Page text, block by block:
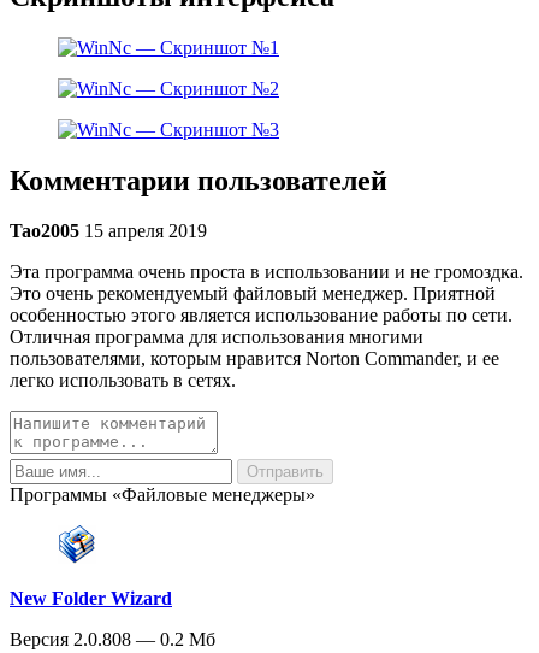
Комментарии пользователей
Tao2005 15 апреля 2019
Эта программа очень проста в использовании и не громоздка.
Это очень рекомендуемый файловый менеджер. Приятной
особенностью этого является использование работы по сети.
Отличная программа для использования многими
пользователями, которым нравится Norton Commander, и ее
легко использовать в сетях.
Программы «Файловые менеджеры»
New Folder Wizard
Версия 2.0.808 — 0.2 Мб